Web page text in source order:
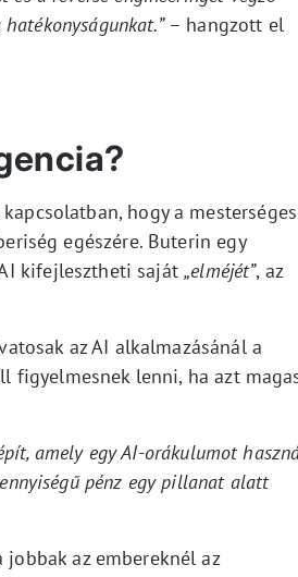
– hangzott el
hogy a mesterséges
egészére. Buterin egy
kifejlesztheti saját„elméjét”, az
az AI alkalmazásánál a
figyelmesnek lenni, ha azt
amely egy AI-orákulumot
pénz egy pillanat alatt
az embereknél az